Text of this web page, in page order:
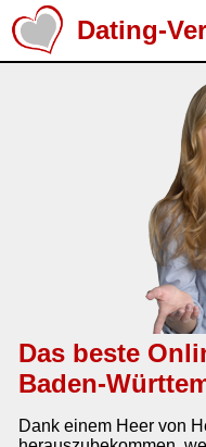
Dating-
Das beste
Baden-
Dank einem Heer von